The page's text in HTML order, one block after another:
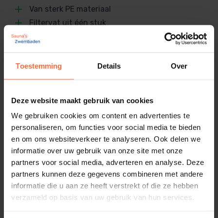
Toestemming Details Over
Deze website maakt gebruik van cookies
We gebruiken cookies om content en advertenties te
personaliseren, om functies voor social media te bieden
en om ons websiteverkeer te analyseren. Ook delen we
informatie over uw gebruik van onze site met onze
partners voor social media, adverteren en analyse. Deze
partners kunnen deze gegevens combineren met andere
informatie die u aan ze heeft verstrekt of die ze hebben
verzameld op basis van uw gebruik van hun services.
schoonmaken van je zwembad filter, namelijk:
Filteren – Het water stroomt van bovenaf door
filtermedium.
Circuleren – Het water circuleert, maar gaat
chloor te verdelen in het zwembad.
Backwashen – Belangrijke stap van de 6-
wegklep, hiermee wordt de opgevangen
vervuiling uit het filter gepoeld (naar het riool)
Rinse – Het filterzand of -glas wordt na het
backwashen weer goed over het filtervat
verdeeld.
Waste – Hiermee wordt het water direct naar
8432611047860
14 kg
Afmetingen
Van sterk PE materiaal
Filtervat uit één stuk
Gerelateerde producten